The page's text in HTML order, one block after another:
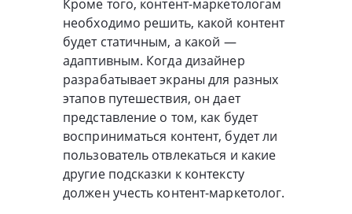
Кроме того, контент-маркетологам
необходимо решить, какой контент
будет статичным, а какой —
адаптивным. Когда дизайнер
разрабатывает экраны для разных
этапов путешествия, он дает
представление о том, как будет
восприниматься контент, будет ли
пользователь отвлекаться и какие
другие подсказки к контексту
должен учесть контент-маркетолог.